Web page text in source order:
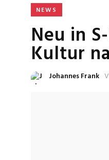
NEWS
Neu in
Kultur
Johannes Frank